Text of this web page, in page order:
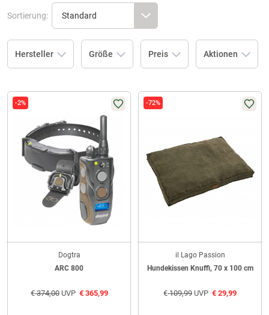
Sortierung:
Hersteller Größe Preis Aktionen
-2%
Dogtra
ARC 800
€374,00UVP €365,99
-72%
il Lago Passion
Hundekissen Knuffi, 70 x 100 cm
€109,99 UVP € 29,99